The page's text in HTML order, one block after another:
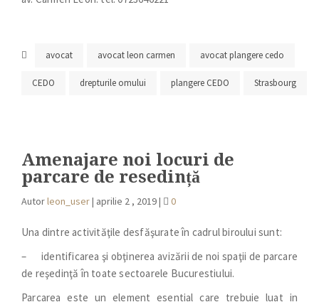
avocat avocat leon carmen avocat plangere cedo
CEDO drepturile omului plangere CEDO Strasbourg
Amenajare noi locuri de
parcare de resedință
Autorleon_user| aprilie 2 , 2019| 0
Una dintre activităţile desfăşurate în cadrul biroului sunt:
– identificarea şi obţinerea avizării de noi spaţii de parcare
de reşedinţă în toate sectoarele Bucurestiului.
Parcarea este un element esential care trebuie luat in